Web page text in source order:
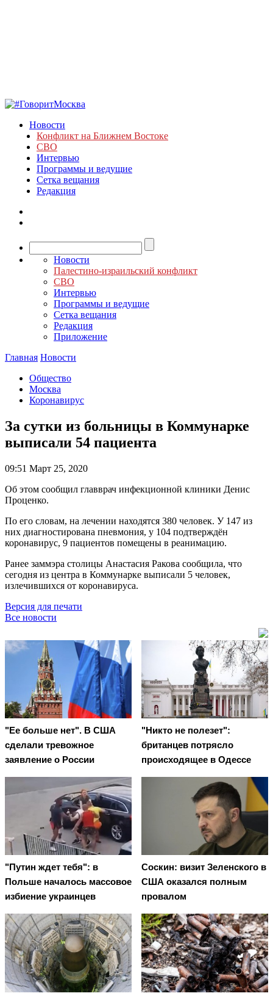
Новости
Конфликт на Ближнем Востоке
СВО
Интервью
Программы и ведущие
Сетка вещания
Редакция
Новости
Палестино-израильский конфликт
СВО
Интервью
Программы и ведущие
Сетка вещания
Редакция
Приложение
Главная Новости
Общество
Москва
Коронавирус
За сутки из больницы в Коммунарке
выписали 54 пациента
09:51 Март 25, 2020
Об этом сообщил главврач инфекционной клиники Денис
Проценко.
По его словам, на лечении находятся 380 человек. У 147 из
них диагностирована пневмония, у 104 подтверждён
коронавирус, 9 пациентов помещены в реанимацию.
Ранее заммэра столицы Анастасия Ракова сообщила, что
сегодня из центра в Коммунарке выписали 5 человек,
излечившихся от коронавируса.
Версия для печати
Все новости
"Ее больше нет". В США
сделали тревожное
заявление о России
"Никто не полезет":
британцев потрясло
происходящее в Одессе
"Путин ждет тебя": в
Польше началось массовое
избиение украинцев
Соскин: визит Зеленского в
США оказался полным
провалом